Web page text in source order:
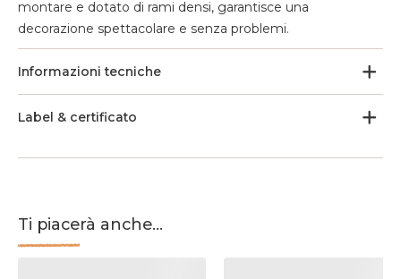
montare e dotato di rami densi, garantisce una
decorazione spettacolare e senza problemi.
Informazioni tecniche
Label & certificato
Ti piacerà anche...